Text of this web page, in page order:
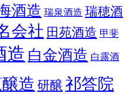
酒造 瑞泉酒造 瑞穂酒
会社 田苑酒造 甲斐
造 白金酒造 白露酒
造 研醸 祁答院